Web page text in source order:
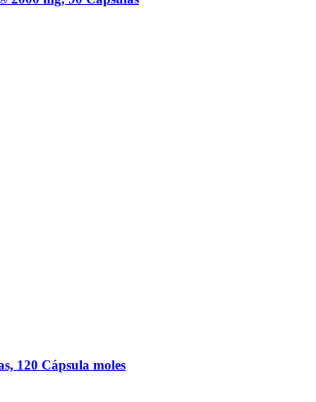
120 Cápsula moles